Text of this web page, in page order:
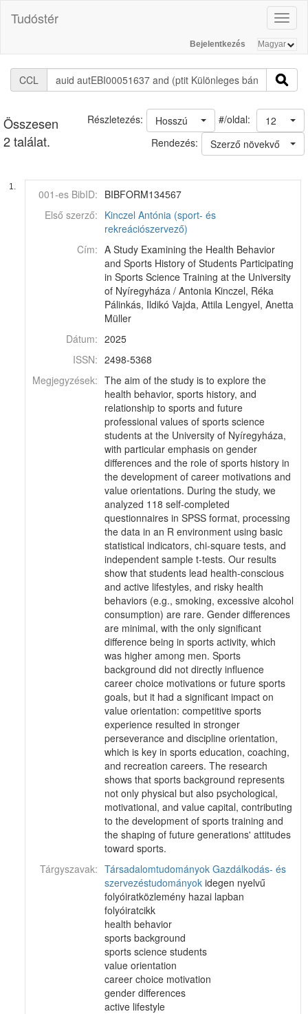
Tudóstér
Bejelentkezés
CCL
Összesen
2 találat.
#/oldal: 12
Hosszú
Részletezés:
Rendezés:
Szerző növekvő
1.
001-es BibID: BIBFORM134567
Első szerző: Kinczel Antónia (sport- és
rekreációszervező)
Cím: A Study Examining the Health Behavior
and Sports History of Students Participating
in Sports Science Training at the University
of Nyíregyháza / Antonia Kinczel, Réka
Pálinkás, Ildikó Vajda, Attila Lengyel, Anetta
Müller
Dátum: 2025
ISSN: 2498-5368
Megjegyzések: The aim of the study is to explore the
health behavior, sports history, and
relationship to sports and future
professional values of sports science
students at the University of Nyíregyháza,
with particular emphasis on gender
differences and the role of sports history in
the development of career motivations and
value orientations. During the study, we
analyzed 118 self-completed
questionnaires in SPSS format, processing
the data in an R environment using basic
statistical indicators, chi-square tests, and
independent sample t-tests. Our results
show that students lead health-conscious
and active lifestyles, and risky health
behaviors (e.g., smoking, excessive alcohol
consumption) are rare. Gender differences
are minimal, with the only significant
difference being in sports activity, which
was higher among men. Sports
background did not directly influence
career choice motivations or future sports
goals, but it had a significant impact on
value orientation: competitive sports
experience resulted in stronger
perseverance and discipline orientation,
which is key in sports education, coaching,
and recreation careers. The research
shows that sports background represents
not only physical but also psychological,
motivational, and value capital, contributing
to the development of sports training and
the shaping of future generations' attitudes
toward sports.
Tárgyszavak: Társadalomtudományok Gazdálkodás- és
szervezéstudományok idegen nyelvű
folyóiratközlemény hazai lapban
folyóiratcikk
health behavior
sports background
sports science students
value orientation
career choice motivation
gender differences
active lifestyle